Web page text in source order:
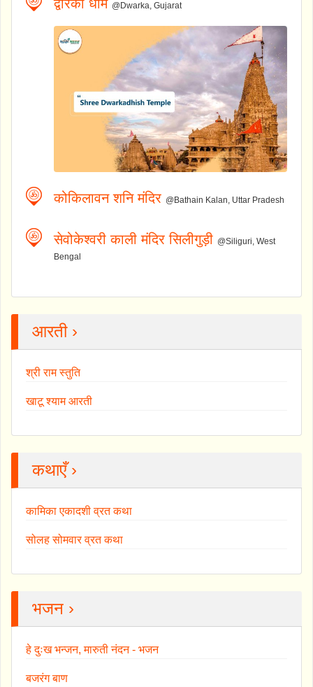
द्वारका धाम @Dwarka, Gujarat
कोकिलावन शनि मंदिर @Bathain Kalan, Uttar Pradesh
सेवोकेश्वरी काली मंदिर सिलीगुड़ी @Siliguri, West
Bengal
आरती ›
श्री राम स्तुति
खाटू श्याम आरती
कथाएँ ›
कामिका एकादशी व्रत कथा
सोलह सोमवार व्रत कथा
भजन ›
हे दुःख भन्जन, मारुती नंदन - भजन
बजरंग बाण